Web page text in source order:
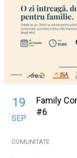
19
SEP
Family
#6
COMUNITATE